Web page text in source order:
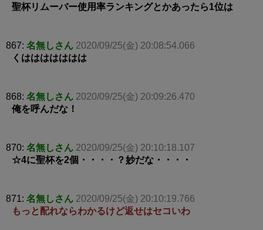
聖杯リムーバー使用率ランキングとかあったら1位は
867: 名無しさん 2020/09/25(金) 20:08:54.066
くははははははは
868: 名無しさん 2020/09/25(金) 20:09:26.470
俺を呼んだな！
870: 名無しさん 2020/09/25(金) 20:10:18.107
☆4に聖杯を2個・・・・？妙だな・・・・
871: 名無しさん 2020/09/25(金) 20:10:19.766
もっと配れならわかるけど返せはセコいわ